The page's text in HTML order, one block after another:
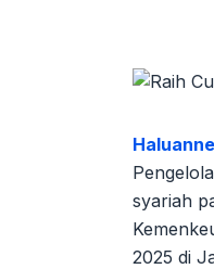
syariah
2025 di